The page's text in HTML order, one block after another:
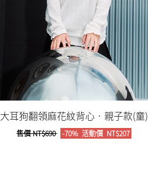
大耳狗翻領麻花紋背心‧親子款(童)
售價NT$690 -70% 活動價NT$207